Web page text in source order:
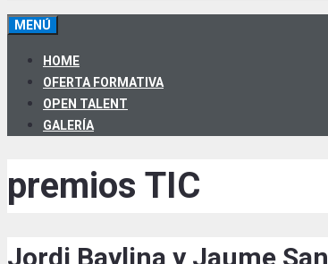
MENÚ
HOME
OFERTA FORMATIVA
OPEN TALENT
GALERÍA
premios TIC
Jordi Baylina y Jaume